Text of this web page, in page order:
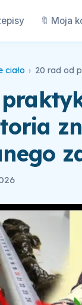
🔖 Moja
ciało ›